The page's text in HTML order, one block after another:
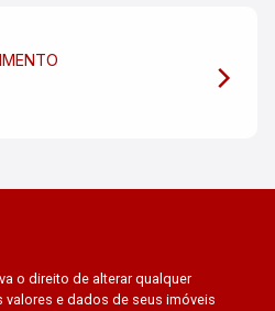
o direito de alterar qualquer
e dados de seus imóveis